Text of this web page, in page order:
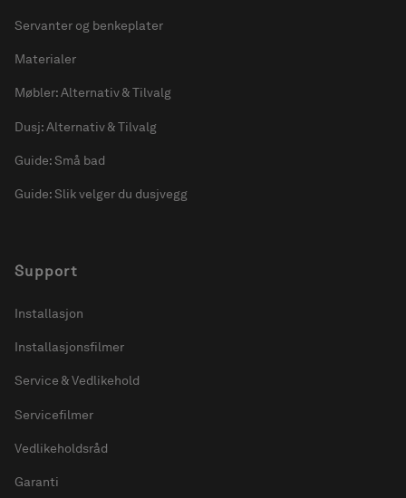
Servanter og benkeplater
Materialer
Møbler: Alternativ & Tilvalg
Dusj: Alternativ & Tilvalg
Guide: Små bad
Guide: Slik velger du dusjvegg
Support
Installasjon
Installasjonsfilmer
Service & Vedlikehold
Servicefilmer
Vedlikeholdsråd
Garanti